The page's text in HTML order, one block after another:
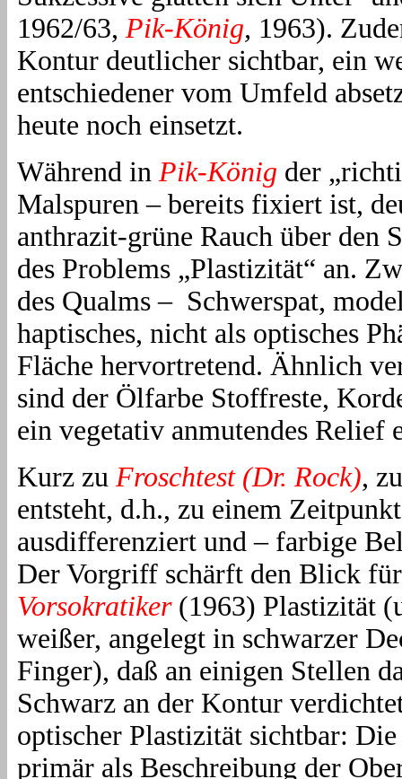
1962/63, Pik-König, 1963).
Kontur deutlicher sichtbar, ein
entschiedener vom Umfeld
heute noch einsetzt.
Während in Pik-König der
Malspuren – bereits fixiert ist,
anthrazit-grüne Rauch über den
des Problems „Plastizität“ an.
des Qualms – Schwerspat,
haptisches, nicht als optisches
Fläche hervortretend. Ähnlich
sind der Ölfarbe Stoffreste,
ein vegetativ anmutendes Relief
Kurz zu Froschtest (Dr. Rock),
entsteht, d.h., zu einem
ausdifferenziert und – farbige
Der Vorgriff schärft den Blick
Vorsokratiker(1963) Plastizität
weißer, angelegt in schwarzer
Finger), daß an einigen Stellen
Schwarz an der Kontur
optischer Plastizität sichtbar:
primär als Beschreibung der